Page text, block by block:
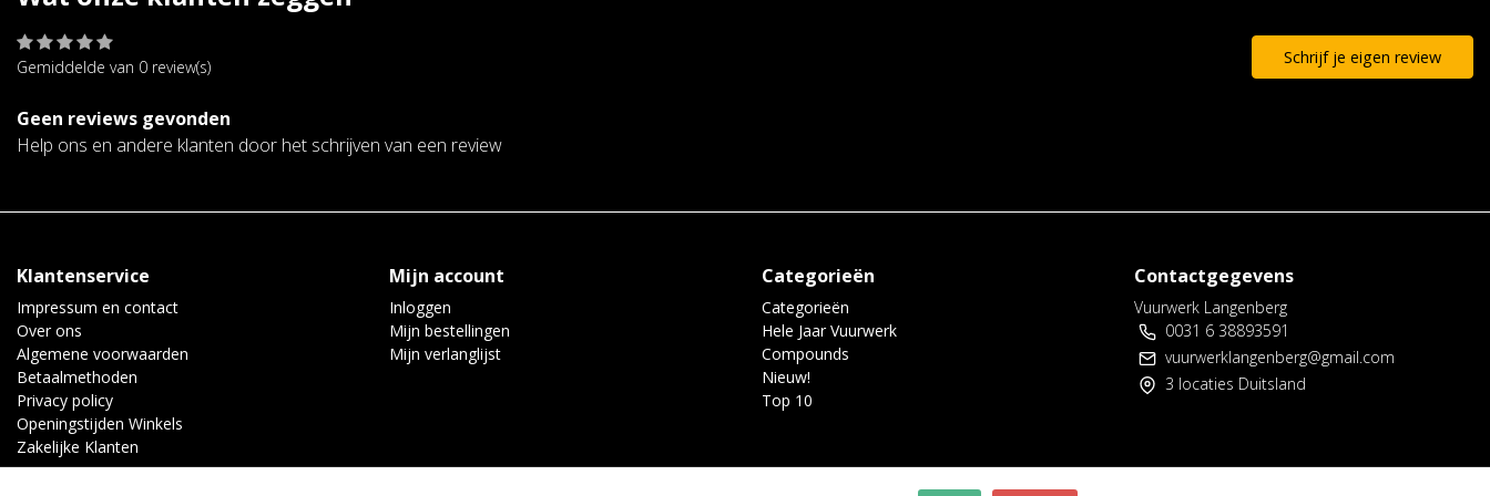
Gemiddelde van 0 review(s) Schrijf je eigen review
Geen reviews gevonden
Help ons en andere klanten door het schrijven van een review
Klantenservice
Impressum en contact
Over ons
Algemene voorwaarden
Betaalmethoden
Privacy policy
Openingstijden Winkels
Zakelijke Klanten
Mijn account
Inloggen
Mijn bestellingen
Mijn verlanglijst
Categorieën
Categorieën
Hele Jaar Vuurwerk
Compounds
Nieuw!
Top 10
Contactgegevens
Vuurwerk Langenberg
0031 6 38893591
vuurwerklangenberg@gmail.com
3 locaties Duitsland